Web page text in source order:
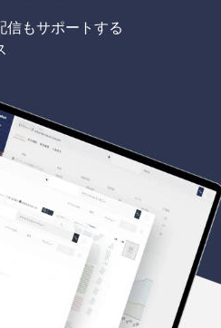
信もサポートする